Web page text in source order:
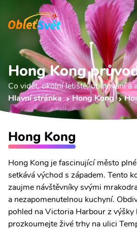
Hong Kong
Co vidět, okolní letiště, ubytování a
Hlavní stránka
Hong Kong
Hong Kong
Hong Kong je fascinující město
setkává východ s západem. Tento
zaujme návštěvníky svými
a nezapomenutelnou kuchyní.
pohled na Victoria Harbour z výšky
prozkoumejte živé trhy na ulici